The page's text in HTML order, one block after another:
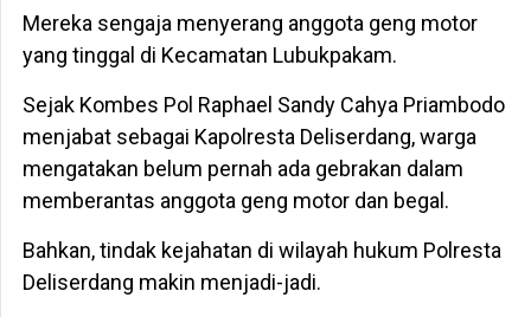
Mereka sengaja menyerang anggota geng motor
yang tinggal di Kecamatan Lubukpakam.
Sejak Kombes Pol Raphael Sandy Cahya Priambodo
menjabat sebagai Kapolresta Deliserdang, warga
mengatakan belum pernah ada gebrakan dalam
memberantas anggota geng motor dan begal.
Bahkan, tindak kejahatan di wilayah hukum Polresta
Deliserdang makin menjadi-jadi.